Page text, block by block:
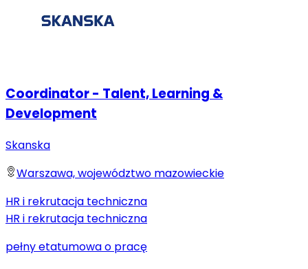
Coordinator - Talent, Learning &
Development
Skanska
Warszawa, województwo mazowieckie
HR i rekrutacja techniczna
HR i rekrutacja techniczna
pełny etatumowa o pracę